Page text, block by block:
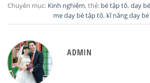
Chuyên mục: Kinh nghiệm, thẻ: bé tập tô,dạy
mẹ dạy bé tập tô, kĩ năng dạy
ADMIN